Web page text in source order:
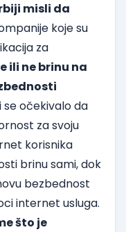
misli da
koje su
za
ili ne brinu na
se očekivalo da
za svoju
korisnika
brinu sami, dok
bezbednost
internet usluga.
što je